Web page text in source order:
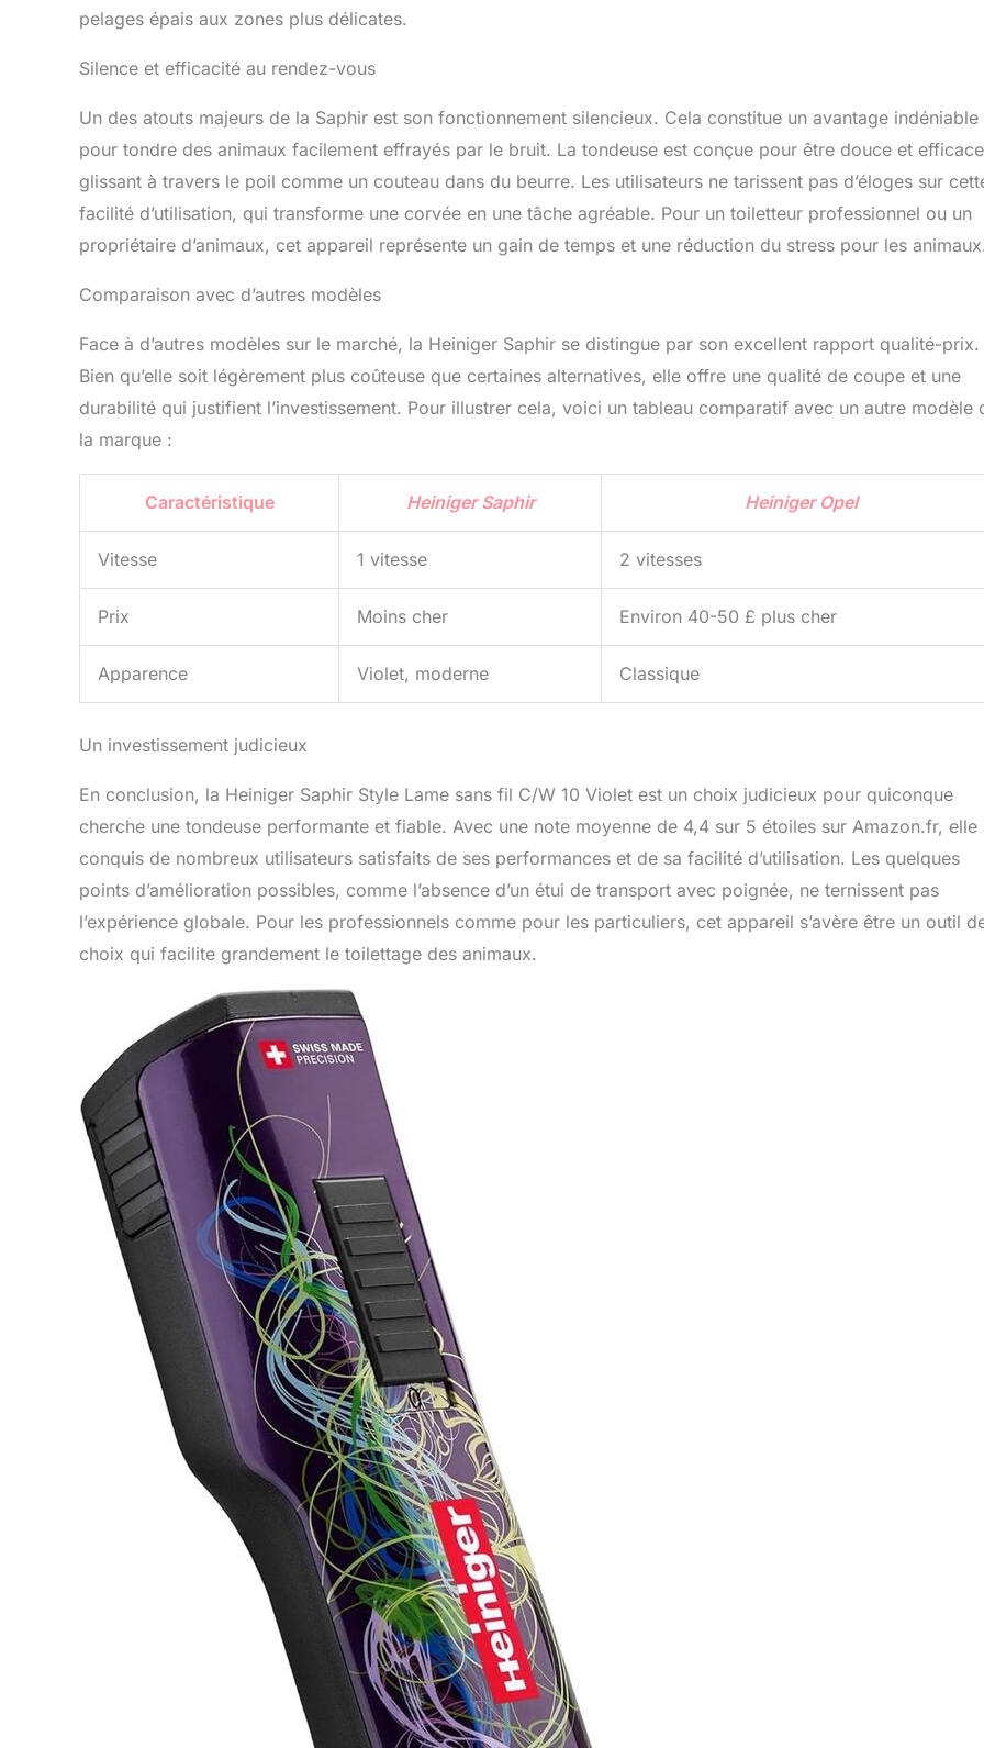
pelages épais aux zones plus délicates.
Silence et efficacité au rendez-vous
Un des atouts majeurs de la Saphir est son fonctionnement silencieux. Cela constitue un avantage indéniable
pour tondre des animaux facilement effrayés par le bruit. La tondeuse est conçue pour être douce et
glissant à travers le poil comme un couteau dans du beurre. Les utilisateurs ne tarissent pas d’éloges sur
facilité d’utilisation, qui transforme une corvée en une tâche agréable. Pour un toiletteur professionnel ou un
propriétaire d’animaux, cet appareil représente un gain de temps et une réduction du stress pour les
Comparaison avec d’autres modèles
Face à d’autres modèles sur le marché, la Heiniger Saphir se distingue par son excellent rapport qualité-prix.
Bien qu’elle soit légèrement plus coûteuse que certaines alternatives, elle offre une qualité de coupe et une
durabilité qui justifient l’investissement. Pour illustrer cela, voici un tableau comparatif avec un autre modèle
la marque :
Caractéristique Heiniger Saphir Heiniger Opel
Vitesse 1 vitesse 2 vitesses
Prix Moins cher Environ 40-50 £ plus cher
Apparence Violet, moderne Classique
Un investissement judicieux
En conclusion, la Heiniger Saphir Style Lame sans fil C/W 10 Violet est un choix judicieux pour quiconque
cherche une tondeuse performante et fiable. Avec une note moyenne de 4,4 sur 5 étoiles sur Amazon.fr, elle
conquis de nombreux utilisateurs satisfaits de ses performances et de sa facilité d’utilisation. Les quelques
points d’amélioration possibles, comme l’absence d’un étui de transport avec poignée, ne ternissent pas
l’expérience globale. Pour les professionnels comme pour les particuliers, cet appareil s’avère être un outil
choix qui facilite grandement le toilettage des animaux.